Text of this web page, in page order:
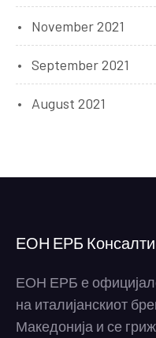
November 2021
September 2021
August 2021
ЕОН ЕРБ
ЕОН ЕРБ е
на италијанскиот
Македонија и се